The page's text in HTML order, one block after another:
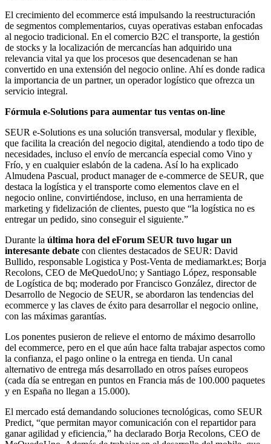
El crecimiento del ecommerce está impulsando la reestructuración
de segmentos complementarios, cuyas operativas estaban enfocadas
al negocio tradicional. En el comercio B2C el transporte, la gestión
de stocks y la localización de mercancías han adquirido una
relevancia vital ya que los procesos que desencadenan se han
convertido en una extensión del negocio online. Ahí es donde radica
la importancia de un partner, un operador logístico que ofrezca un
servicio integral.
Fórmula e-Solutions para aumentar tus ventas on-line
SEUR e-Solutions es una solución transversal, modular y flexible,
que facilita la creación del negocio digital, atendiendo a todo tipo de
necesidades, incluso el envío de mercancía especial como Vino y
Frío, y en cualquier eslabón de la cadena. Así lo ha explicado
Almudena Pascual, product manager de e-commerce de SEUR, que
destaca la logística y el transporte como elementos clave en el
negocio online, convirtiéndose, incluso, en una herramienta de
marketing y fidelización de clientes, puesto que “la logística no es
entregar un pedido, sino conseguir el siguiente.”
Durante la última hora del eForum SEUR tuvo lugar un
interesante debate con clientes destacados de SEUR: David
Bullido, responsable Logistica y Post-Venta de mediamarkt.es; Borja
Recolons, CEO de MeQuedoUno; y Santiago López, responsable
de Logística de bq; moderado por Francisco González, director de
Desarrollo de Negocio de SEUR, se abordaron las tendencias del
ecommerce y las claves de éxito para desarrollar el negocio online,
con las máximas garantías.
Los ponentes pusieron de relieve el entorno de máximo desarrollo
del ecommerce, pero en el que aún hace falta trabajar aspectos como
la confianza, el pago online o la entrega en tienda. Un canal
alternativo de entrega más desarrollado en otros países europeos
(cada día se entregan en puntos en Francia más de 100.000 paquetes
y en España no llegan a 15.000).
El mercado está demandando soluciones tecnológicas, como SEUR
Predict, “que permitan mayor comunicación con el repartidor para
ganar agilidad y eficiencia,” ha declarado Borja Recolons, CEO de